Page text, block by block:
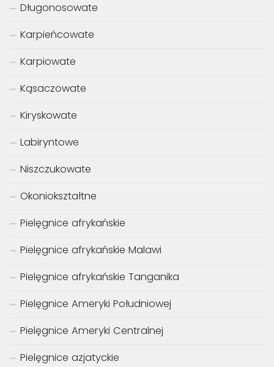
Długonosowate
Karpieńcowate
Karpiowate
Kąsaczowate
Kiryskowate
Labiryntowe
Niszczukowate
Okoniokształtne
Pielęgnice afrykańskie
Pielęgnice afrykańskie Malawi
Pielęgnice afrykańskie Tanganika
Pielęgnice Ameryki Południowej
Pielęgnice Ameryki Centralnej
Pielęgnice azjatyckie